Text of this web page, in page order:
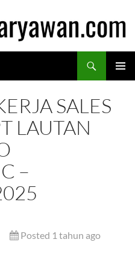
SALES
LAUTAN
–
Posted 1 tahun ago